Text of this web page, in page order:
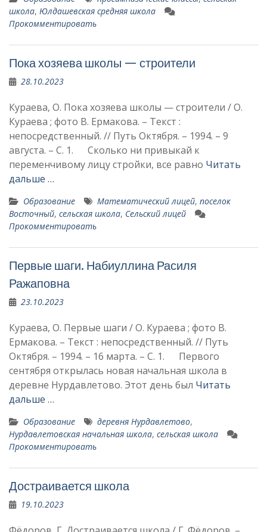
школа, Юлдашевская средняя школа
Прокомментировать
Пока хозяева школы — строители
28.10.2023
Кураева, О. Пока хозяева школы — строители / О.
Кураева ; фото В. Ермакова. – Текст :
непосредственный. // Путь Октября. – 1994. – 9
августа. – С. 1. Сколько ни привы­кай к
переменчивому лицу стройки, все равно Читать
дальше …
Образование Математический лицей, поселок
Восточный, сельская школа, Сельский лицей
Прокомментировать
Первые шаги. Набиуллина Расиля
Ражаповна
23.10.2023
Кураева, О. Первые шаги / О. Кураева ; фото В.
Ермакова. – Текст : непосредственный. // Путь
Октября. – 1994. – 16 марта. – С. 1. Первого
сентября открылась новая начальная школа в
деревне Нурдавлетово. Этот день был Читать
дальше …
Образование деревня Нурдавлетово,
Нурдавлетовская начальная школа, сельская школа
Прокомментировать
Достраивается школа
19.10.2023